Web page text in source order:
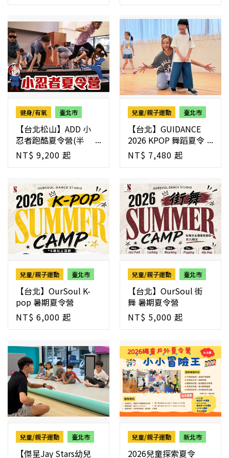
健身/有氧 臺北市
【台北松山】ADD 小
忍者跑酷夏令營(半
日) | 6-11歲
NT$ 9,200 起
兒童/親子運動 臺北市
【台北】GUIDANCE
2026 KPOP 舞蹈夏令
營
NT$ 7,480 起
兒童/親子運動 臺北市
【台北】OurSoul K-
pop 暑期夏令營
NT$ 6,000 起
兒童/親子運動 臺北市
【台北】OurSoul 街
舞 暑期夏令營
NT$ 5,000 起
兒童/親子運動 臺北市
【傑星Jay Stars幼兒
兒童/親子運動 新北市
2026兒童探索夏令